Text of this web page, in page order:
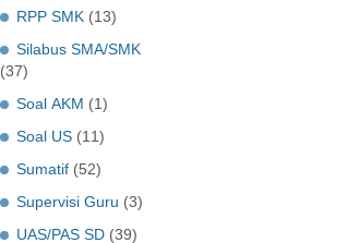
RPP SMK (13)
Silabus SMA/SMK
(37)
Soal AKM (1)
Soal US (11)
Sumatif (52)
Supervisi Guru (3)
UAS/PAS SD (39)